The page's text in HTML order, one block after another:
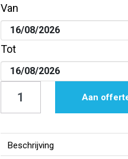
Van
Tot
Aan
Beschrijving